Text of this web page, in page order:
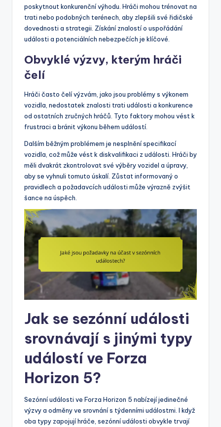
poskytnout konkurenční výhodu. Hráči mohou trénovat na
trati nebo podobných terénech, aby zlepšili své řidičské
dovednosti a strategii. Získání znalostí o uspořádání
události a potenciálních nebezpečích je klíčové.
Obvyklé výzvy, kterým hráči
čelí
Hráči často čelí výzvám, jako jsou problémy s výkonem
vozidla, nedostatek znalosti trati události a konkurence
od ostatních zručných hráčů. Tyto faktory mohou vést k
frustraci a bránit výkonu během událostí.
Dalším běžným problémem je nesplnění specifikací
vozidla, což může vést k diskvalifikaci z události. Hráči by
měli dvakrát zkontrolovat své výběry vozidel a úpravy,
aby se vyhnuli tomuto úskalí. Zůstat informovaný o
pravidlech a požadavcích události může výrazně zvýšit
šance na úspěch.
Jak se sezónní události
srovnávají s jinými typy
událostí ve Forza
Horizon 5?
Sezónní události ve Forza Horizon 5 nabízejí jedinečné
výzvy a odměny ve srovnání s týdenními událostmi. I když
oba typy zapojují hráče, sezónní události obvykle trvají